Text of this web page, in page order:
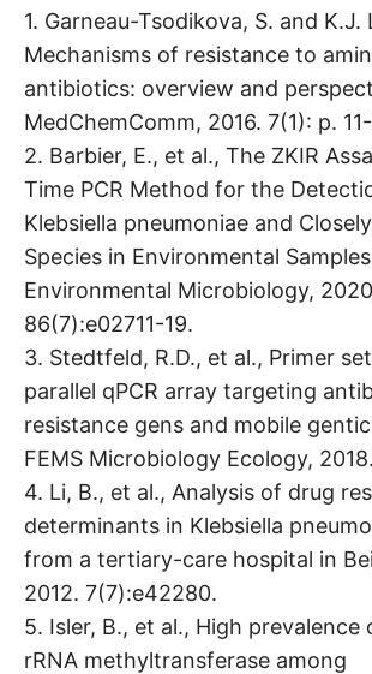
1. Garneau-Tsodikova, S. and K.J.
Mechanisms of resistance to
antibiotics: overview and
MedChemComm, 2016. 7(1): p.
2. Barbier, E., et al., The ZKIR
Time PCR Method for the
Klebsiella pneumoniae and
Species in Environmental
Environmental Microbiology,
86(7):e02711-19.
3. Stedtfeld, R.D., et al., Primer
parallel qPCR array targeting
resistance gens and mobile
FEMS Microbiology Ecology,
4. Li, B., et al., Analysis of drug
determinants in Klebsiella
from a tertiary-care hospital in
2012. 7(7):e42280.
5. Isler, B., et al., High prevalence
rRNA methyltransferase among